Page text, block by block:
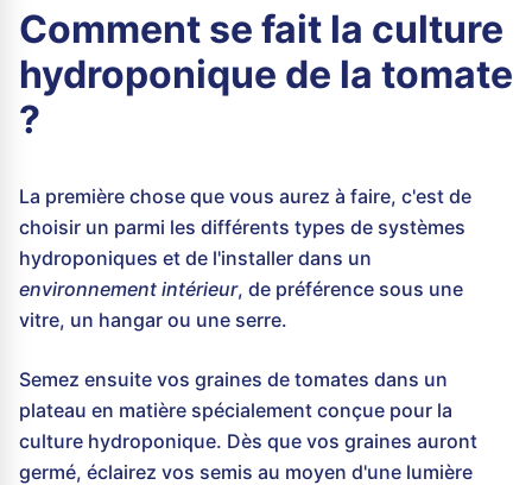
Comment se fait la culture
hydroponique de la tomate
?
La première chose que vous aurez à faire, c'est de
choisir un parmi les différents types de systèmes
hydroponiques et de l'installer dans un
environnement intérieur, de préférence sous une
vitre, un hangar ou une serre.
Semez ensuite vos graines de tomates dans un
plateau en matière spécialement conçue pour la
culture hydroponique. Dès que vos graines auront
germé, éclairez vos semis au moyen d'une lumière